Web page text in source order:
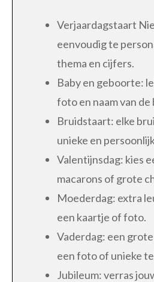
Verjaardagstaart
eenvoudig te
thema en cijfers.
Baby en geboorte:
foto en naam van de
Bruidstaart: elke
unieke en
Valentijnsdag: kies
macarons of grote
Moederdag: extra
een kaartje of foto.
Vaderdag: een
een foto of unieke
Jubileum: verras